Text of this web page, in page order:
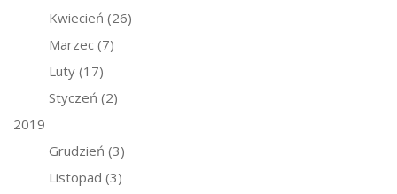
Kwiecień (26)
Marzec (7)
Luty (17)
Styczeń (2)
2019
Grudzień (3)
Listopad (3)